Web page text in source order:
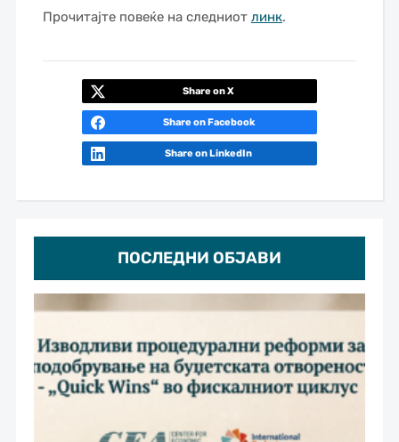
ПОСЛЕДНИ ОБЈАВИ
Прочитајте повеќе на следниот линк.
Share on X
Share on Facebook
Share on LinkedIn